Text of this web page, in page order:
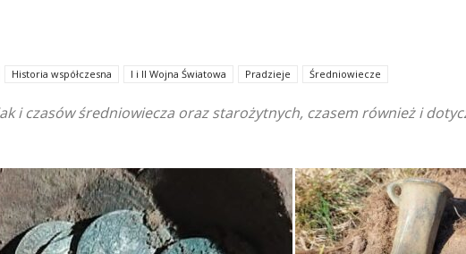
Historia współczesna I i II Wojna Światowa Pradzieje Średniowiecze
i czasów średniowiecza oraz starożytnych, czasem również i